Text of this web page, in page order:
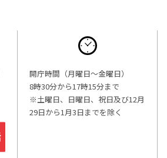
開庁時間（月曜日〜金曜日）
8時30分から17時15分まで
※土曜日、日曜日、祝日及び12月
29日から1月3日までを除く